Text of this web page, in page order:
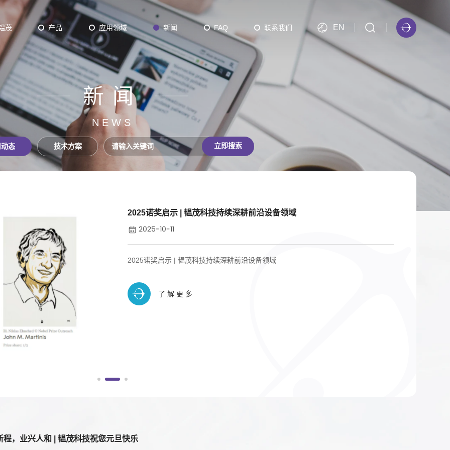
茂 产品
Plasma Batch ALD PBATCH 批次等离子体ALD
PBATCH-A300 批次等离子体ALD（EFEM可选）
Multi PBATCH 批次等离子体ALD（EFEM可选）
Thermal Batch ALD
12 inch ALD
ALD/CVD
应用领域 新闻 FAQ 联系我们 EN
新闻
NEWS
态 技术方案 立即搜索
超超低含氧量（<0.5%）氮化物！HV-PEALD高质量薄膜沉积
2025-09-19
超超低含氧量（<0.5%）氮化物！HV-PEALD高质量薄膜沉积
了解更多
程，业兴人和 | 韫茂科技祝您元旦快乐